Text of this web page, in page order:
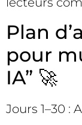
Plan
pour
IA” 🚀
Jours 1–30 :